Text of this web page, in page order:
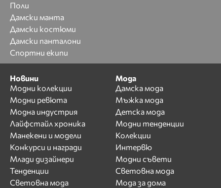
Поли
Дамски манта
Дамски костюми
Дамски панталони
Спортни екипи
Новини
Модни колекции
Модни ревюта
Модна индустрия
Лайфстайл хроника
Манекени и модели
Конкурси и награди
Млади дизайнери
Тенденции
Световна мода
Мода
Дамска мода
Мъжка мода
Детска мода
Модни тенденции
Колекции
Интервю
Модни съвети
Световна мода
Мода за дома